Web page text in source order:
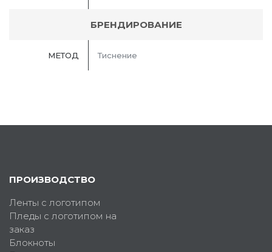
БРЕНДИРОВАНИЕ
МЕТОД Тиснение
ПРОИЗВОДСТВО
Ленты с логотипом
Пледы с логотипом на
заказ
Блокноты